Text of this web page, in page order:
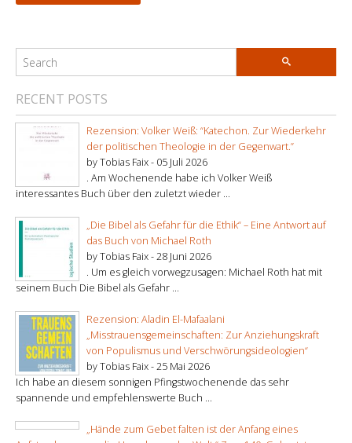
RECENT POSTS
Rezension: Volker Weiß: “Katechon. Zur Wiederkehr
der politischen Theologie in der Gegenwart.”
by Tobias Faix - 05 Juli 2026
. Am Wochenende habe ich Volker Weiß
interessantes Buch über den zuletzt wieder ...
„Die Bibel als Gefahr für die Ethik“ – Eine Antwort auf
das Buch von Michael Roth
by Tobias Faix -28 Juni 2026
. Um es gleich vorwegzusagen: Michael Roth hat mit
seinem Buch Die Bibel als Gefahr ...
Rezension: Aladin El-Mafaalani
„Misstrauensgemeinschaften: Zur Anziehungskraft
von Populismus und Verschwörungsideologien“
by Tobias Faix -25 Mai 2026
Ich habe an diesem sonnigen Pfingstwochenende das sehr
spannende und empfehlenswerte Buch ...
„Hände zum Gebet falten ist der Anfang eines